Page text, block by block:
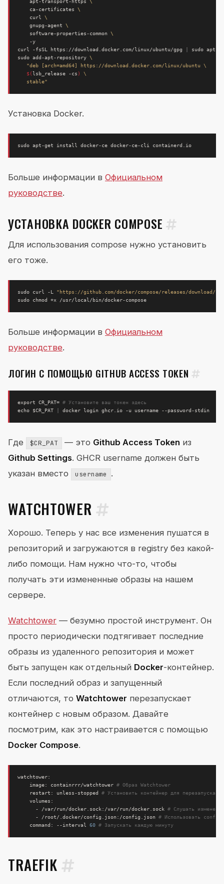
    apt-transport-https
    ca-certificates
    curl
    gnupg-agent
    software-properties-common
curl -fsSL https://download.docker.com/linux/ubuntu/gpg
sudo add-apt-repository
$(lsb_release -cs )
   stable"
Установка Docker.
Больше информации в Официальном
руководстве.
УСТАНОВКА DOCKER COMPOSE
Для использования compose нужно установить
его тоже.
sudo curl -L "https://github.com/docker/compose/releases/download/
Больше информации в Официальном
руководстве.
ЛОГИН С ПОМОЩЬЮ GITHUB ACCESS TOKEN
export CR_PAT= # Установите ваш токен здесь
echo
$CR_PAT
Где $CR_PAT — это Github Access Token из
Github Settings. GHCR username должен быть
указан вместо
username .
WATCHTOWER
Хорошо. Теперь у нас все изменения пушатся в
репозиторий и загружаются в registry без какой-
либо помощи. Нам нужно что-то, чтобы
получать эти измененные образы на нашем
сервере.
Watchtower — безумно простой инструмент. Он
просто периодически подтягивает последние
образы из удаленного репозитория и может
быть запущен как отдельный Docker-контейнер.
Если последний образ и запущенный
отличаются, то Watchtower перезапускает
контейнер с новым образом. Давайте
посмотрим, как это настраивается с помощью
Docker Compose.
    image: containrrr/watchtower
# Образ Watchtower
    restart: unless-stopped
# Установить контейнер для перезапуска
      - /var/run/docker.sock:/var/run/docker.sock
# Слушать
      - /root/.docker/config.json:/config.json
# Использовать
    command: --interval
60 # Запускать каждую минуту
TRAEFIK